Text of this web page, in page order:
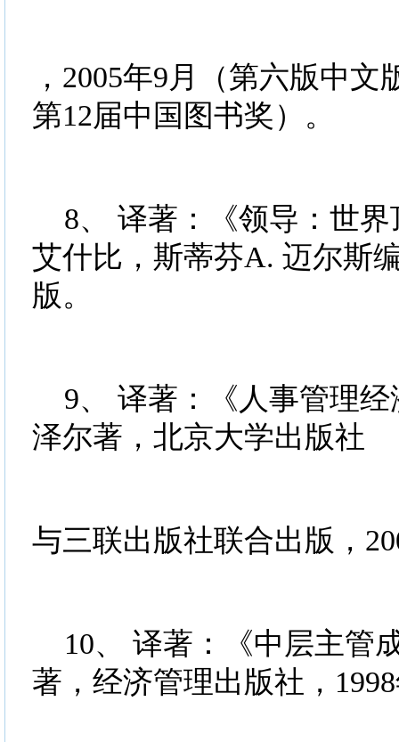
，2005年9月（第六版中
第12届中国图书奖）。
8、 译著：《领导：世界
艾什比，斯蒂芬A. 迈尔斯
版。
9、 译著：《人事管理经
泽尔著，北京大学出版社
与三联出版社联合出版，
10、 译著：《中层主管
著，经济管理出版社，